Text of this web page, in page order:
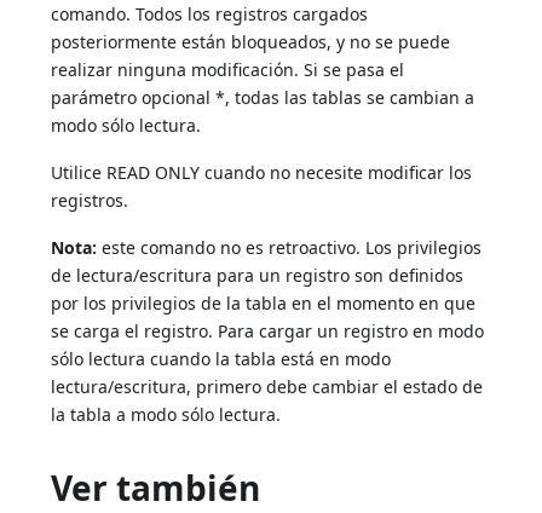
comando. Todos los registros cargados
posteriormente están bloqueados, y no se puede
realizar ninguna modificación. Si se pasa el
parámetro opcional *, todas las tablas se cambian a
modo sólo lectura.
Utilice READ ONLY cuando no necesite modificar los
registros.
Nota: este comando no es retroactivo. Los privilegios
de lectura/escritura para un registro son definidos
por los privilegios de la tabla en el momento en que
se carga el registro. Para cargar un registro en modo
sólo lectura cuando la tabla está en modo
lectura/escritura, primero debe cambiar el estado de
la tabla a modo sólo lectura.
Ver también